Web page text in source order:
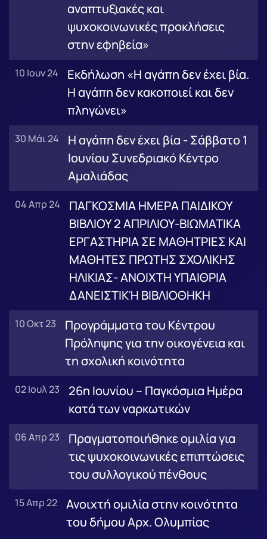
αναπτυξιακές και
ψυχοκοινωνικές προκλήσεις
στην εφηβεία»
10 Ιουν 24
Εκδήλωση «Η αγάπη δεν έχει βία.
Η αγάπη δεν κακοποιεί και δεν
πληγώνει»
30 Μάι 24
Η αγάπη δεν έχει βία - Σάββατο 1
Ιουνίου Συνεδριακό Κέντρο
Αμαλιάδας
04 Απρ 24
ΠΑΓΚΟΣΜΙΑ ΗΜΕΡΑ ΠΑΙΔΙΚΟΥ
ΒΙΒΛΙΟΥ 2 ΑΠΡΙΛΙΟΥ-ΒΙΩΜΑΤΙΚΑ
ΕΡΓΑΣΤΗΡΙΑ ΣΕ ΜΑΘΗΤΡΙΕΣ ΚΑΙ
ΜΑΘΗΤΕΣ ΠΡΩΤΗΣ ΣΧΟΛΙΚΗΣ
ΗΛΙΚΙΑΣ- ΑΝΟΙΧΤΗ ΥΠΑΙΘΡΙΑ
ΔΑΝΕΙΣΤΙΚΉ ΒΙΒΛΙΟΘΗΚΗ
10 Οκτ 23
Προγράμματα του Κέντρου
Πρόληψης για την οικογένεια και
τη σχολική κοινότητα
02 Ιουλ 23
26η Ιουνίου – Παγκόσμια Ημέρα
κατά των ναρκωτικών
06 Απρ 23
Πραγματοποιήθηκε ομιλία για
τις ψυχοκοινωνικές επιπτώσεις
του συλλογικού πένθους
15 Απρ 22
Ανοιχτή ομιλία στην κοινότητα
του δήμου Αρχ. Ολυμπίας